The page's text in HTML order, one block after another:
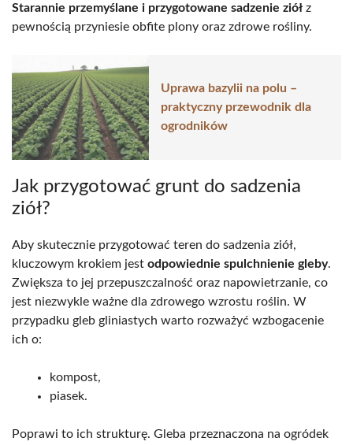
Starannie przemyślane i przygotowane sadzenie ziół z
pewnością przyniesie obfite plony oraz zdrowe rośliny.
Uprawa bazylii na polu –
praktyczny przewodnik dla
ogrodników
Jak przygotować grunt do sadzenia
ziół?
Aby skutecznie przygotować teren do sadzenia ziół,
kluczowym krokiem jest odpowiednie spulchnienie gleby.
Zwiększa to jej przepuszczalność oraz napowietrzanie, co
jest niezwykle ważne dla zdrowego wzrostu roślin. W
przypadku gleb gliniastych warto rozważyć wzbogacenie
ich o:
kompost,
piasek.
Poprawi to ich strukturę. Gleba przeznaczona na ogródek